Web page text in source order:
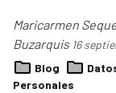
Maricarmen
Buzarquis 16
Blog
Personales